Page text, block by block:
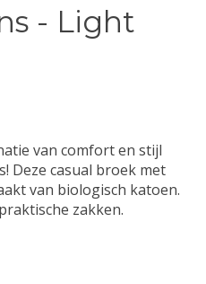
- Light
van comfort en stijl
Deze casual broek met
van biologisch katoen.
zakken.